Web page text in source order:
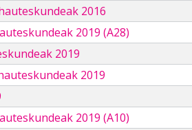
2016
2019 (A28)
2019
2019
2019 (A10)